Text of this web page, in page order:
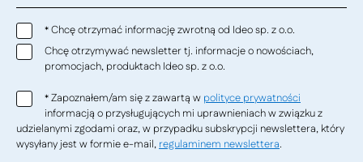
*Chcę otrzymać informację zwrotną od Ideo sp. z o.o.
Chcę otrzymywać newsletter tj. informacje o nowościach,
promocjach, produktach Ideo sp. z o.o.
*Zapoznałem/am się z zawartą w polityce prywatności
informacją o przysługujących mi uprawnieniach w związku z
udzielanymi zgodami oraz, w przypadku subskrypcji newslettera, który
wysyłany jest w formie e-mail, regulaminem newslettera.